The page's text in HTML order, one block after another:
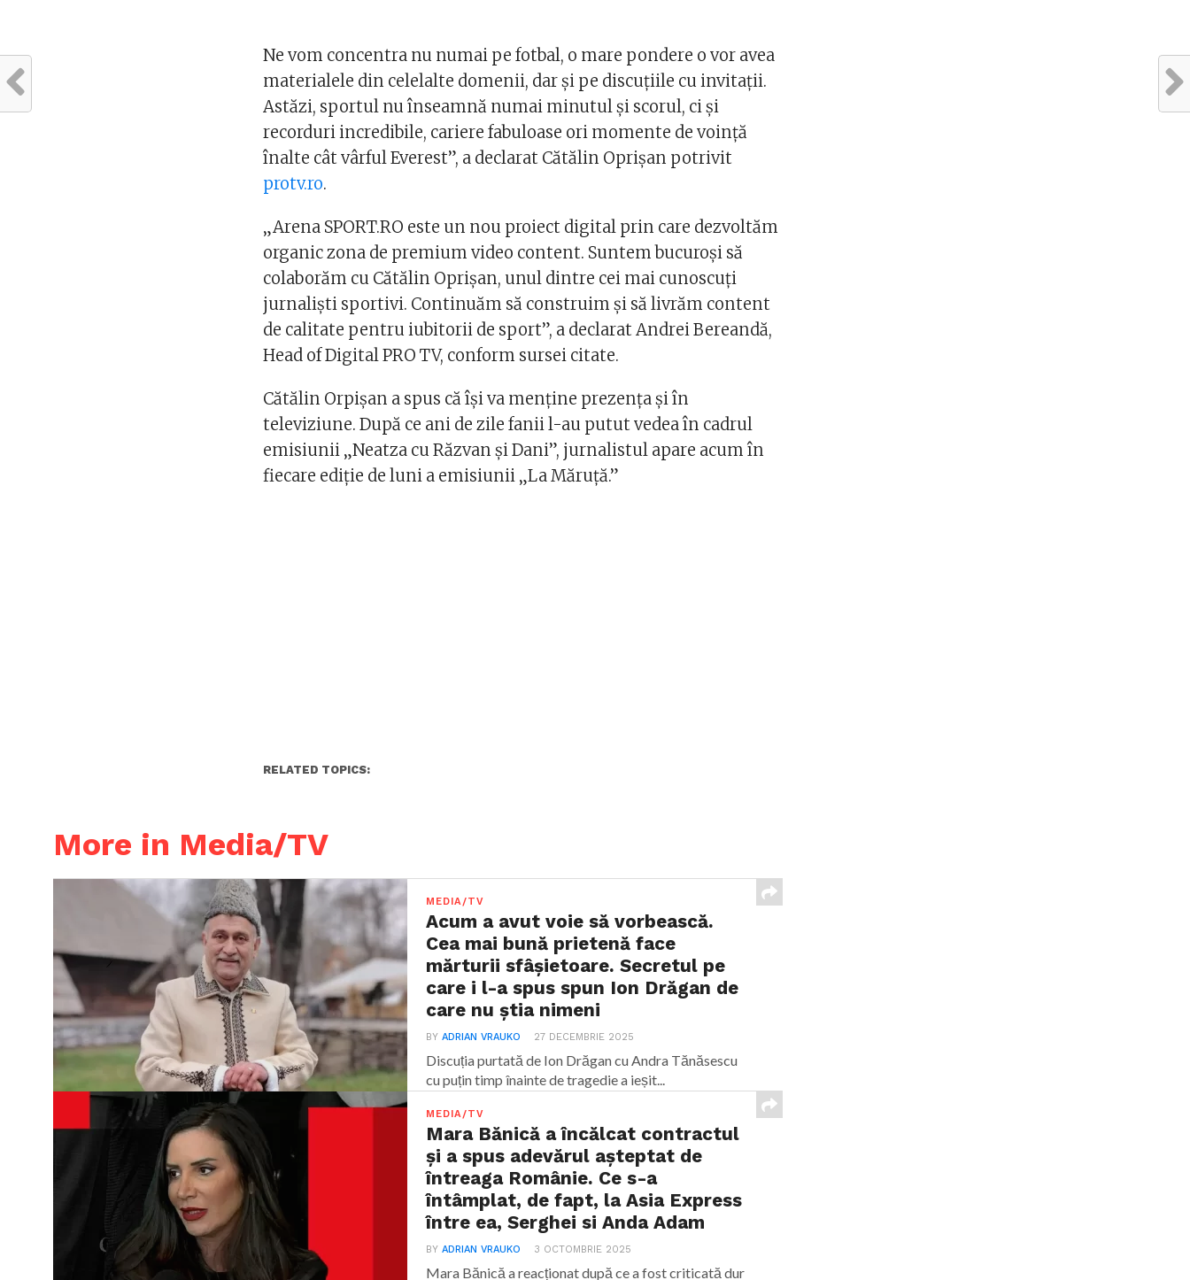
Ne vom concentra nu numai pe fotbal, o mare pondere o vor avea
materialele din celelalte domenii, dar şi pe discuţiile cu invitaţii.
Astăzi, sportul nu înseamnă numai minutul şi scorul, ci şi
recorduri incredibile, cariere fabuloase ori momente de voinţă
înalte cât vârful Everest”, a declarat Cătălin Oprişan potrivit
protv.ro.
„Arena SPORT.RO este un nou proiect digital prin care dezvoltăm
organic zona de premium video content. Suntem bucuroși să
colaborăm cu Cătălin Oprișan, unul dintre cei mai cunoscuți
jurnaliști sportivi. Continuăm să construim și să livrăm content
de calitate pentru iubitorii de sport”, a declarat Andrei Bereandă,
Head of Digital PRO TV, conform sursei citate.
Cătălin Orpișan a spus că își va menține prezența și în
televiziune. După ce ani de zile fanii l-au putut vedea în cadrul
emisiunii „Neatza cu Răzvan și Dani”, jurnalistul apare acum în
fiecare ediție de luni a emisiunii „La Măruță.”
RELATED TOPICS:
More in Media/TV
MEDIA/TV
Acum a avut voie să vorbească.
Cea mai bună prietenă face
mărturii sfâşietoare. Secretul pe
care i l-a spus spun Ion Drăgan de
care nu știa nimeni
BYADRIAN VRAUKO 27 DECEMBRIE 2025
Discuția purtată de Ion Drăgan cu Andra Tănăsescu
cu puțin timp înainte de tragedie a ieșit...
MEDIA/TV
Mara Bănică a încălcat contractul
și a spus adevărul așteptat de
întreaga Românie. Ce s-a
întâmplat, de fapt, la Asia Express
între ea, Serghei si Anda Adam
BYADRIAN VRAUKO 3 OCTOMBRIE 2025
Mara Bănică a reacționat după ce a fost criticată dur